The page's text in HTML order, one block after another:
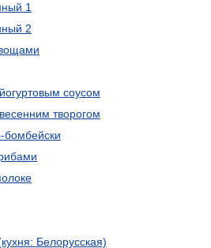
1
2
соусом
творогом
бомбейски
Белорусская)